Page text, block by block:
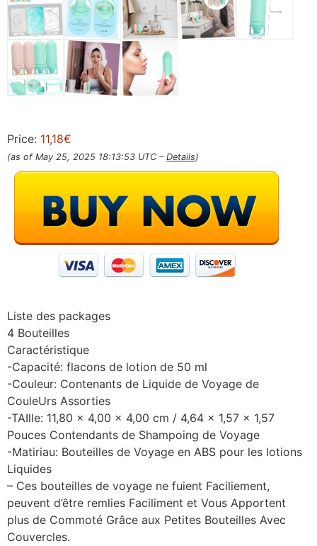
Price: 11,18€
(as of May 25, 2025 18:13:53 UTC – Details)
Liste des packages
4 Bouteilles
Caractéristique
-Capacité: flacons de lotion de 50 ml
-Couleur: Contenants de Liquide de Voyage de
CouleUrs Assorties
-TAIlle: 11,80 x 4,00 x 4,00 cm / 4,64 x 1,57 x 1,57
Pouces Contendants de Shampoing de Voyage
-Matiriau: Bouteilles de Voyage en ABS pour les lotions
Liquides
– Ces bouteilles de voyage ne fuient Faciliement,
peuvent d’être remlies Faciliment et Vous Apportent
plus de Commoté ​​Grâce aux Petites Bouteilles Avec
Couvercles.